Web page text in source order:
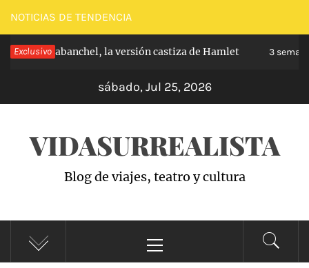
Saltar
al
contenido
NOTICIAS DE TENDENCIA
Exclusivo
de Carabanchel, la versión castiza de Hamlet 3
sábado, Jul 25, 2026
VIDASURREALISTA
Blog de viajes, teatro y cultura
principal